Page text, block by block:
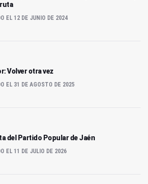
EL 12 DE JUNIO DE 2024
Volver otra vez
EL 31 DE AGOSTO DE 2025
del Partido Popular de Jaén
EL 11 DE JULIO DE 2026